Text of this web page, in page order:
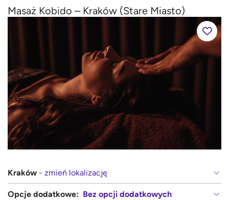
Masaż Kobido – Kraków (Stare Miasto)
Kraków - zmień lokalizację
Opcje dodatkowe: Bez opcji dodatkowych